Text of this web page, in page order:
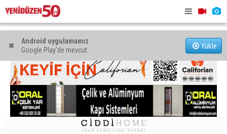
Android uygulamamız
Google Play'de mevcut
Yükle